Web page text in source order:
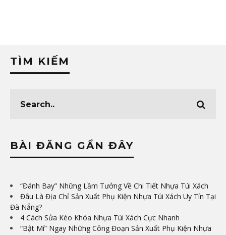
TÌM KIẾM
BÀI ĐĂNG GẦN ĐÂY
“Đánh Bay” Những Lầm Tưởng Về Chi Tiết Nhựa Túi Xách
Đâu Là Địa Chỉ Sản Xuất Phụ Kiện Nhựa Túi Xách Uy Tín Tại
Đà Nẵng?
4 Cách Sửa Kéo Khóa Nhựa Túi Xách Cực Nhanh
“Bật Mí” Ngay Những Công Đoạn Sản Xuất Phụ Kiện Nhựa